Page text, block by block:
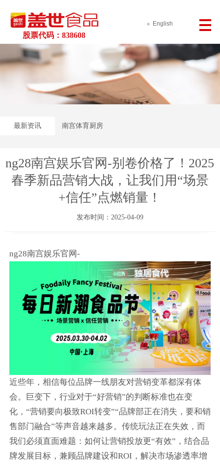
股票代码：838608
English
最新资讯 南宫体育厨房
ng28南宫娱乐官网-别卷价格了！2025
春季新品营销大战，让我们用“场景
+信任”点燃销量！
发布时间：2025-04-09
ng28南宫娱乐官网-
近些年，相信每位品牌一线朋友对营销变革都深有体
会。巨变下，行业对于“好营销”的判断标准也在变
化，“营销要向极致ROI转变”“品牌部正在消失，要和销
售部门融合”等声音越来越多。传统玩法正在失效，而
我们必须直面难题：如何让营销投放更“有效”，结合品
牌发展目标，兼顾品牌建设和ROI，解决市场渗透率增